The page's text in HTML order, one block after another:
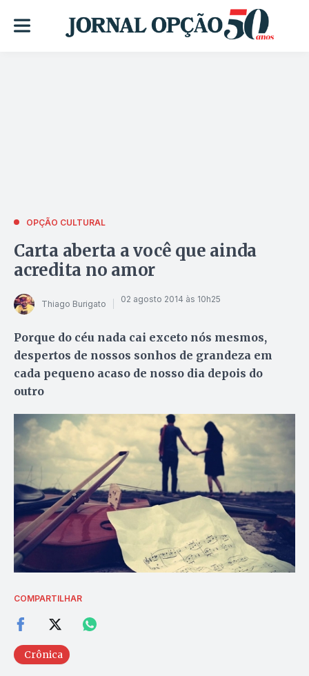
OPÇÃO CULTURAL
Carta aberta a você que ainda
acredita no amor
Thiago Burigato 02 agosto 2014 às 10h25
Porque do céu nada cai exceto nós mesmos,
despertos de nossos sonhos de grandeza em
cada pequeno acaso de nosso dia depois do
outro
COMPARTILHAR
Crônica